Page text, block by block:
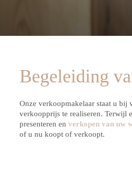
Begeleiding
Onze verkoopmakelaar staat u bij
verkoopprijs te realiseren. Terwijl
presenteren en verkopen van uw
of u nu koopt of verkoopt.